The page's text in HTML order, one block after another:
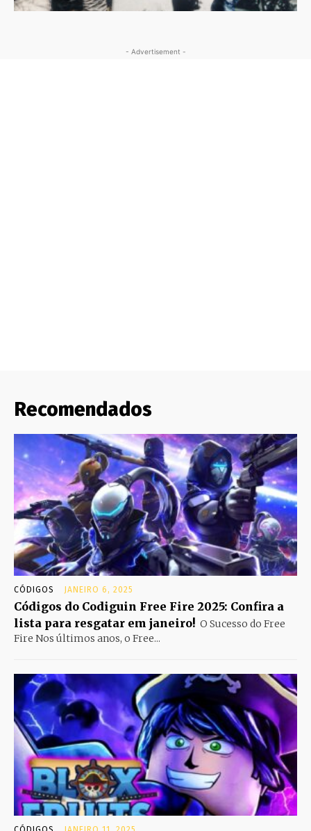
- Advertisement -
Recomendados
CÓDIGOS JANEIRO 6, 2025
Códigos do Codiguin Free Fire 2025: Confira a
lista para resgatar em janeiro! O Sucesso do Free
Fire Nos últimos anos, o Free...